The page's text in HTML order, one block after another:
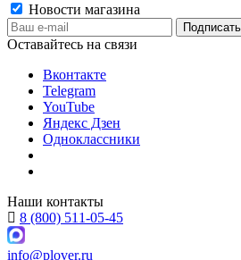
Новости магазина
Оставайтесь на связи
Вконтакте
Telegram
YouTube
Яндекс Дзен
Одноклассники
Наши контакты
8 (800) 511-05-45
info@plover.ru